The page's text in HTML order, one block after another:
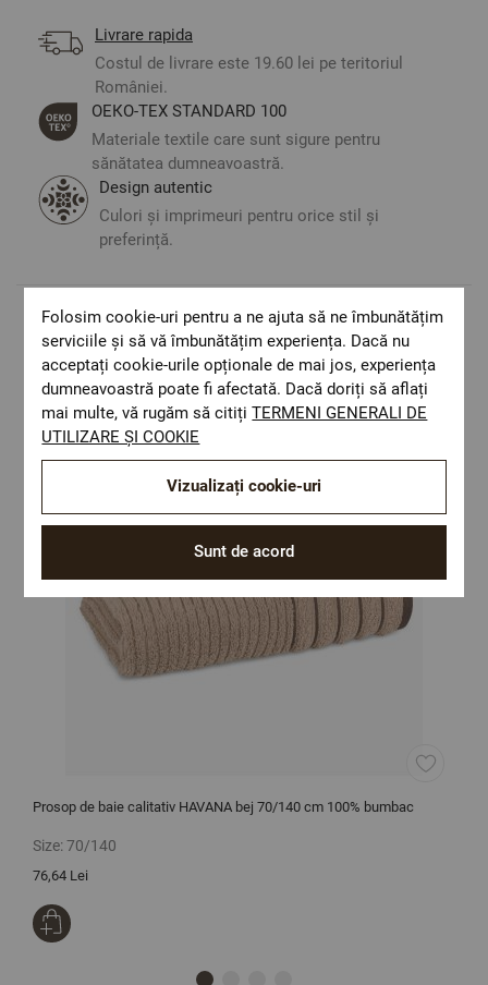
Livrare rapida
Costul de livrare este 19.60 lei pe teritoriul
României.
ОЕКО-ТЕX STANDARD 100
Materiale textile care sunt sigure pentru
sănătatea dumneavoastră.
Design autentic
Culori și imprimeuri pentru orice stil și
preferință.
Optiuni de a combina
Prosop de baie calitativ HAVANA bej 70/140 cm 100% bumbac
Size:70/140
76,64 Lei
Folosim cookie-uri pentru a ne ajuta să ne îmbunătățim
serviciile și să vă îmbunătățim experiența. Dacă nu
acceptați cookie-urile opționale de mai jos, experiența
dumneavoastră poate fi afectată. Dacă doriți să aflați
mai multe, vă rugăm să citițiTERMENI GENERALI DE
UTILIZARE ȘI COOKIE
Sunt de acord
Vizualizați cookie-uri